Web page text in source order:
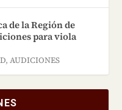
de la Región de
para viola
,AUDICIONES